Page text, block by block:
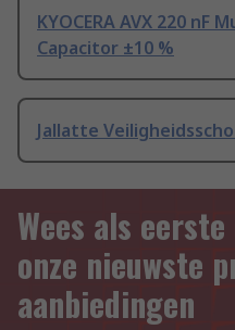
KYOCERA AVX 220 nF
Capacitor ±10 %
Jallatte
Wees als
onze nieuwste
aanbiedingen